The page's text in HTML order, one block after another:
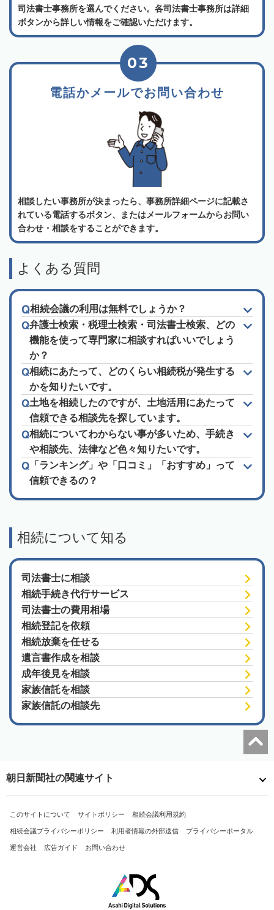
司法書士事務所を選んでください。各司法書士事務所は詳細
ボタンから詳しい情報をご確認いただけます。
電話かメールでお問い合わせ
03
相談したい事務所が決まったら、事務所詳細ページに記載さ
れている電話するボタン、またはメールフォームからお問い
合わせ・相談をすることができます。
よくある質問
相続会議の利用は無料でしょうか？
弁護士検索・税理士検索・司法書士検索、どの
機能を使って専門家に相談すればいいでしょう
か？
相続にあたって、どのくらい相続税が発生する
かを知りたいです。
土地を相続したのですが、土地活用にあたって
信頼できる相談先を探しています。
相続についてわからない事が多いため、手続き
や相談先、法律など色々知りたいです。
「ランキング」や「口コミ」「おすすめ」って
信頼できるの？
相続について知る
司法書士に相談
相続手続き代行サービス
司法書士の費用相場
相続登記を依頼
相続放棄を任せる
遺言書作成を相談
成年後見を相談
家族信託を相談
家族信託の相談先
朝日新聞社の関連サイト
このサイトについて サイトポリシー 相続会議利用規約
相続会議プライバシーポリシー 利用者情報の外部送信 プライバシーポータル
運営会社 広告ガイド お問い合わせ